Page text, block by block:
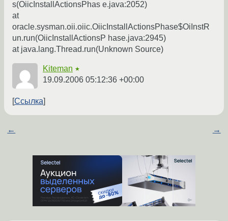
s(OiicInstallActionsPhas e.java:2052)
at
oracle.sysman.oii.oiic.OiicInstallActionsPhase$OiInstR
un.run(OiicInstallActionsP hase.java:2945)
at java.lang.Thread.run(Unknown Source)
Kiteman ★
19.09.2006 05:12:36 +00:00
Ссылка
← →